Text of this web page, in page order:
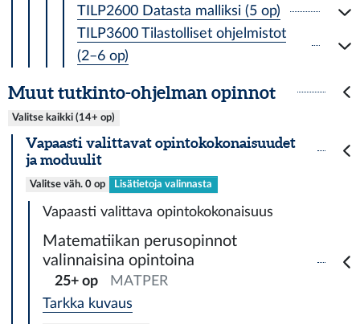
TILP2600 Datasta malliksi (5 op)
TILP3600 Tilastolliset ohjelmistot
(2–6 op)
Muut tutkinto-ohjelman opinnot
Valitse kaikki (14+ op)
Vapaasti valittavat opintokokonaisuudet
ja moduulit
Valitse väh. 0 op Lisätietoja valinnasta
Vapaasti valittava opintokokonaisuus
Matematiikan perusopinnot
valinnaisina opintoina
25+ op
MATPER
Tarkka kuvaus